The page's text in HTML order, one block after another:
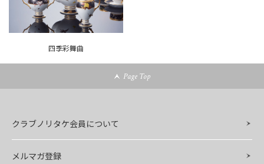
四季彩舞曲
Page Top
クラブノリタケ会員について
メルマガ登録